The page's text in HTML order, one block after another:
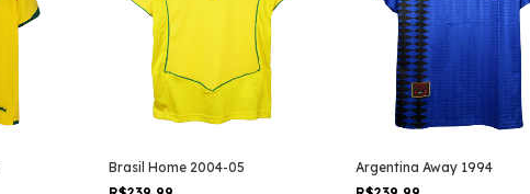
Brasil Home 2004-05
Argentina Away 1994